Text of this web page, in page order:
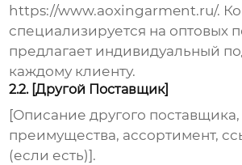
https://www.aoxingarment.ru/.
специализируется на оптовых
предлагает индивидуальный
каждому клиенту.
2.2. [Другой Поставщик]
[Описание другого поставщика,
преимущества, ассортимент,
(если есть)].